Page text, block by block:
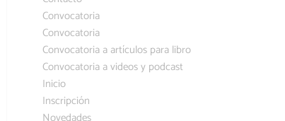
Convocatoria
Convocatoria
Convocatoria a artículos para libro
Convocatoria a videos y podcast
Inicio
Inscripción